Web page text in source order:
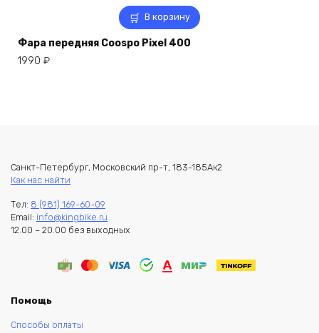
В корзину
Фара передняя Coospo Pixel 400
1990 ₽
Санкт-Петербург, Московский пр-т, 183-185Ак2
Как нас найти
Тел: 8 (981) 169-60-09
Email: info@kingbike.ru
12.00 – 20.00 без выходных
Помощь
Способы оплаты